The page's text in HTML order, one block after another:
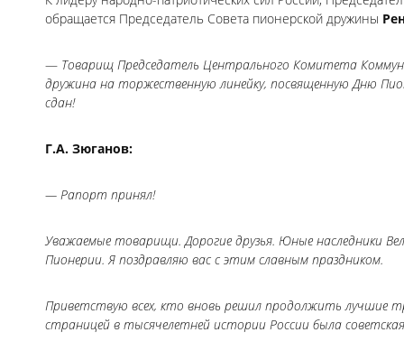
обращается Председатель Совета пионерской дружины
— Товарищ Председатель Центрального Комитета
дружина на торжественную линейку, посвященную Дню
сдан!
Г.А. Зюганов:
— Рапорт принял!
Уважаемые товарищи. Дорогие друзья. Юные наследники
Пионерии. Я поздравляю вас с этим славным праздником.
Приветствую всех, кто вновь решил продолжить лучшие
страницей в тысячелетней истории России была